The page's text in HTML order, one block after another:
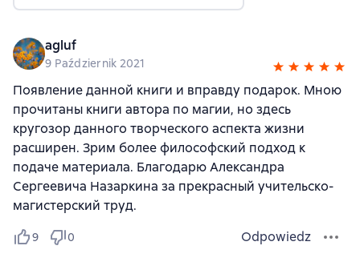
agluf
9 Październik 2021
Появление данной книги и вправду подарок. Мною
прочитаны книги автора по магии, но здесь
кругозор данного творческого аспекта жизни
расширен. Зрим более философский подход к
подаче материала. Благодарю Александра
Сергеевича Назаркина за прекрасный учительско-
магистерский труд.
9 0 Odpowiedz